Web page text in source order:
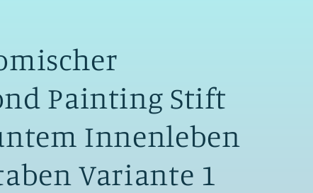
Painting Stift
Innenleben
Variante 1